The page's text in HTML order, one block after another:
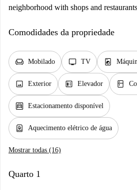
neighborhood with shops and
Comodidades da propriedade
chair Mobilado tv TV local_laundry_service
image Exterior elevator Elevador kitchen
garage Estacionamento disponível
water_heater Aquecimento elétrico de água
Mostrar todas (16)
Quarto 1